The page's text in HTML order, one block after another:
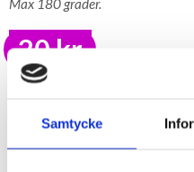
Samtycke
Max 180 grader.
20 kr
BEVAKA